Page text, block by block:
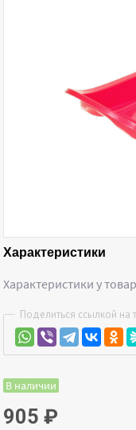
Характеристики
Характеристики у
Поделиться ссылкой на
В наличии
905₽